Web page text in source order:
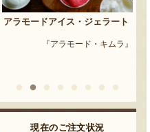
予約注文：新潟産 枝豆・茶豆
現在のご注文状況